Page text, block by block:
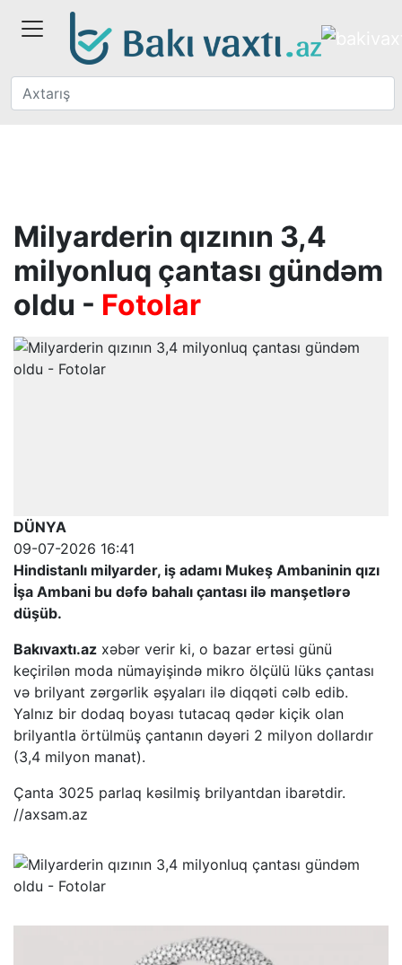
Milyarderin qızının 3,4
milyonluq çantası gündəm
oldu - Fotolar
DÜNYA
09-07-2026 16:41
Hindistanlı milyarder, iş adamı Mukeş Ambaninin qızı
İşa Ambani bu dəfə bahalı çantası ilə manşetlərə
düşüb.
Bakıvaxtı.az xəbər verir ki, o bazar ertəsi günü
keçirilən moda nümayişində mikro ölçülü lüks çantası
və brilyant zərgərlik əşyaları ilə diqqəti cəlb edib.
Yalnız bir dodaq boyası tutacaq qədər kiçik olan
brilyantla örtülmüş çantanın dəyəri 2 milyon dollardır
(3,4 milyon manat).
Çanta 3025 parlaq kəsilmiş brilyantdan ibarətdir.
//axsam.az